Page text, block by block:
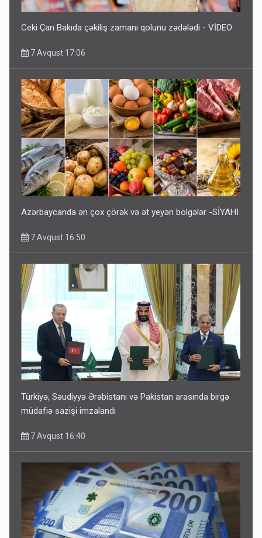
Ceki Çan Bakıda çəkiliş zamanı qolunu zədələdi - VİDEO
7 Avqust 17:06
Azərbaycanda ən çox çörək və ət yeyən bölgələr -SİYAHI
7 Avqust 16:50
Türkiyə, Səudiyyə Ərəbistanı və Pakistan arasında birgə
müdafiə sazişi imzalandı
7 Avqust 16:40